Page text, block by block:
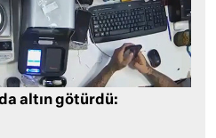
altın götürdü: